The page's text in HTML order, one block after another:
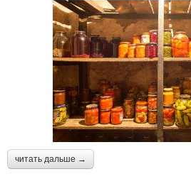
читать дальше →